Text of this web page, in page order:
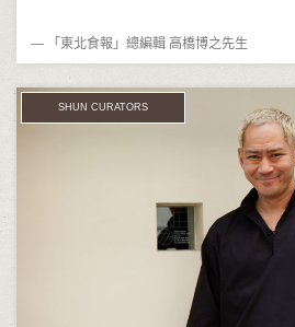
― 「東北食報」總編輯 高橋博之先生
SHUN CURATORS